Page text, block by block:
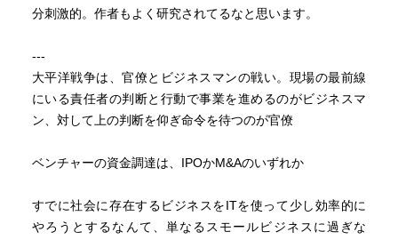
分刺激的。作者もよく研究されてるなと思います。
---
大平洋戦争は、官僚とビジネスマンの戦い。現場の最前線
にいる責任者の判断と行動で事業を進めるのがビジネスマ
ン、対して上の判断を仰ぎ命令を待つのが官僚
ベンチャーの資金調達は、IPOかM&Aのいずれか
すでに社会に存在するビジネスをITを使って少し効率的に
やろうとするなんて、単なるスモールビジネスに過ぎな